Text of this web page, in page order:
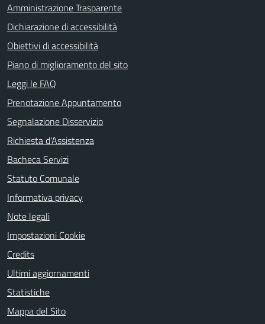
Amministrazione Trasparente
Dichiarazione di accessibilità
Obiettivi di accessibilità
Piano di miglioramento del sito
Leggi le FAQ
Prenotazione Appuntamento
Segnalazione Disservizio
Richiesta d'Assistenza
Bacheca Servizi
Statuto Comunale
Informativa privacy
Note legali
Impostazioni Cookie
Credits
Ultimi aggiornamenti
Statistiche
Mappa del Sito